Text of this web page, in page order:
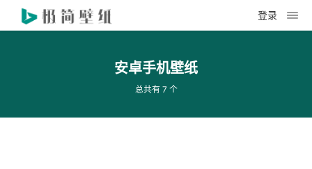
登录
安卓手机壁纸
总共有 7 个